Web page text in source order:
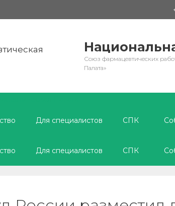
Союз фармацевтических
Палата»
Для специалистов СПК
Для специалистов СПК